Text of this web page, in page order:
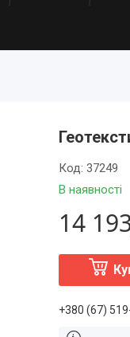
В наявності
Код:37249
14
+380 (67)